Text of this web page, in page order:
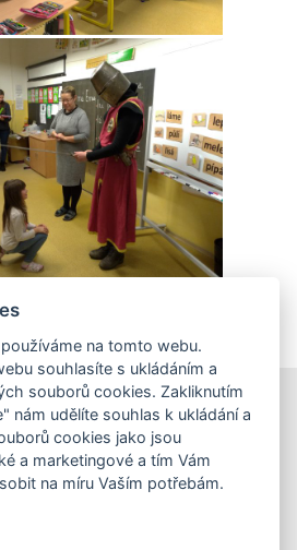
KONTAKT
používáme na tomto webu.
souhlasíte s ukládáním a
souborů cookies. Zakliknutím
nám udělíte souhlas k ukládání a
cookies jako jsou
a marketingové a tím Vám
na míru Vaším potřebám.